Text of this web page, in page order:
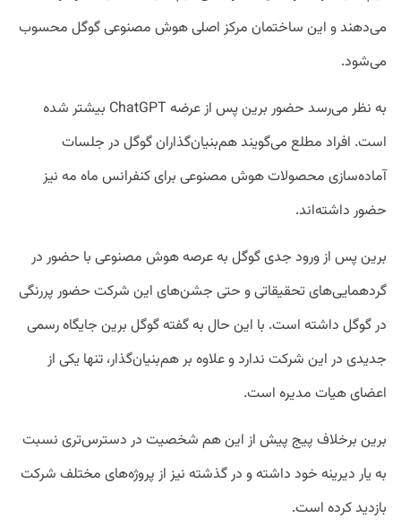
می‌دهند و این ساختمان مرکز اصلی هوش مصنوعی گوگل محسوب
می‌شود.
به نظر می‌رسد حضور برین پس از عرضه ChatGPT بیشتر شده
است. افراد مطلع می‌گویند هم‌بنیان‌گذاران گوگل در جلسات
آماده‌سازی محصولات هوش مصنوعی برای کنفرانس ماه مه نیز
حضور داشته‌اند.
برین پس از ورود جدی گوگل به عرصه هوش مصنوعی با حضور در
گردهمایی‌های تحقیقاتی و حتی جشن‌های این شرکت حضور پررنگی
در گوگل داشته است. با این حال به گفته گوگل برین جایگاه رسمی
جدیدی در این شرکت ندارد و علاوه‌ بر هم‌بنیان‌گذار، تنها یکی از
اعضای هیات مدیره است.
برین برخلاف پیج پیش از این هم شخصیت در دسترس‌تری نسبت
به یار دیرینه خود داشته و در گذشته نیز از پروژه‌های مختلف شرکت
بازدید کرده است.